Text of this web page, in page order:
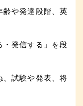
齢や発達段階、英
・発信する」を段
試験や発表、 将